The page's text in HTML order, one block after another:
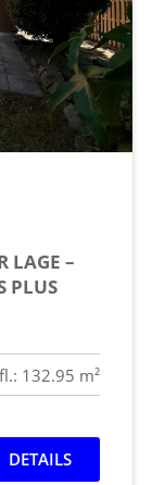
LAGE –
PLUS
132.95 m²
DETAILS